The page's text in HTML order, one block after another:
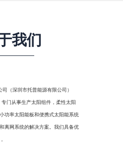
我们
（深圳市托普能源有限公司）
从事生产太阳组件，柔性太阳
功率太阳能板和便携式太阳能系统
离网系统的解决方案。我们具备优